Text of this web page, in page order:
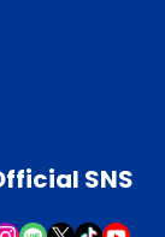
SNS